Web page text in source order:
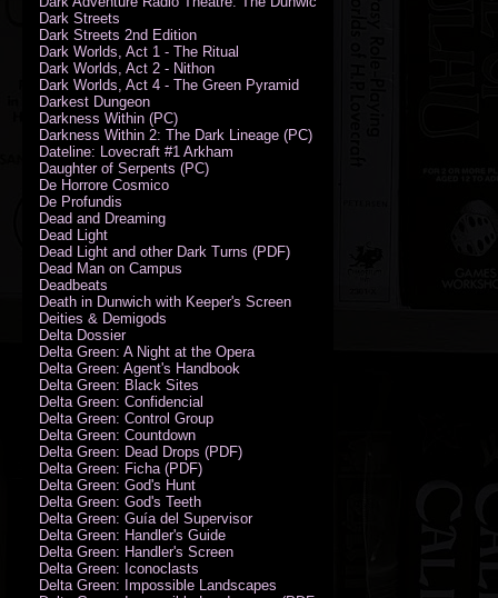
Dark Streets
Dark Streets 2nd Edition
Dark Worlds, Act 1 - The Ritual
Dark Worlds, Act 2 - Nithon
Dark Worlds, Act 4 - The Green Pyramid
Darkest Dungeon
Darkness Within (PC)
Darkness Within 2: The Dark Lineage (PC)
Dateline: Lovecraft #1 Arkham
Daughter of Serpents (PC)
De Horrore Cosmico
De Profundis
Dead and Dreaming
Dead Light
Dead Light and other Dark Turns (PDF)
Dead Man on Campus
Deadbeats
Death in Dunwich with Keeper's Screen
Deities & Demigods
Delta Dossier
Delta Green: A Night at the Opera
Delta Green: Agent's Handbook
Delta Green: Black Sites
Delta Green: Confidencial
Delta Green: Control Group
Delta Green: Countdown
Delta Green: Dead Drops (PDF)
Delta Green: Ficha (PDF)
Delta Green: God's Hunt
Delta Green: God's Teeth
Delta Green: Guía del Supervisor
Delta Green: Handler's Guide
Delta Green: Handler's Screen
Delta Green: Iconoclasts
Delta Green: Impossible Landscapes